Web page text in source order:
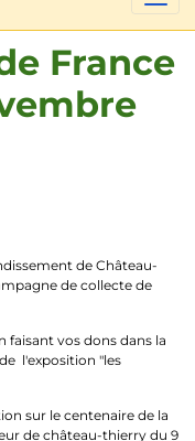
France
de Château-
de collecte de
faisant vos dons dans la
l'exposition "les
sur le centenaire de la
de château-thierry du 9